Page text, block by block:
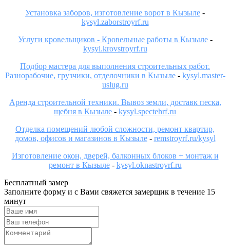
Установка заборов, изготовление ворот в Кызыле -
kysyl.zaborstroyrf.ru
Услуги кровельщиков - Кровельные работы в Кызыле-
kysyl.krovstroyrf.ru
Подбор мастера для выполнения строительных работ.
Разнорабочие, грузчики, отделочники в Кызыле- kysyl.master-
uslug.ru
Аренда строительной техники. Вывоз земли, доставк песка,
щебня в Кызыле - kysyl.spectehrf.ru
Отделка помещений любой сложности, ремонт квартир,
домов, офисов и магазинов в Кызыле- remstroyrf.ru/kysyl
Изготовление окон, дверей, балконных блоков + монтаж и
ремонт в Кызыле- kysyl.oknastroyrf.ru
Бесплатный замер
Заполните форму и с Вами свяжется замерщик в течение 15
минут